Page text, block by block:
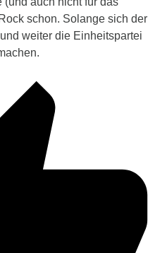
schon. Solange sich der
weiter die Einheitspartei